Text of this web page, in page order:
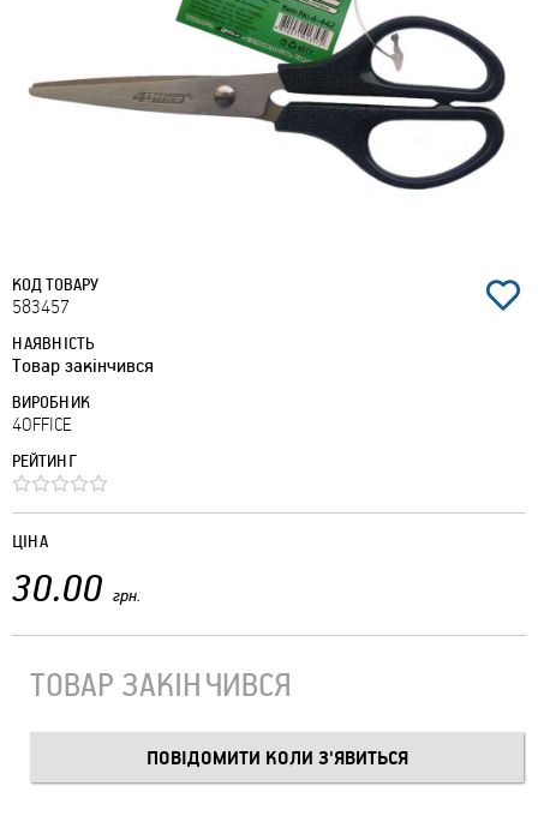
КОД ТОВАРУ
583457
НАЯВНІСТЬ
Товар закінчився
ВИРОБНИК
4OFFICE
РЕЙТИНГ
ЦІНА
30.00 грн.
ТОВАР ЗАКІНЧИВСЯ